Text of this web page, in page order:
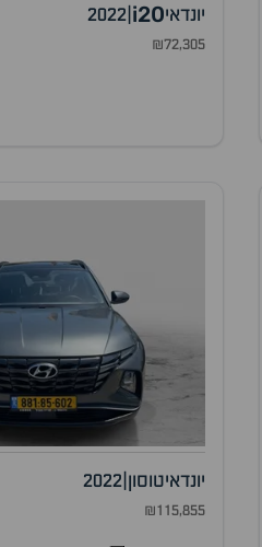
יונדאיi20
2022
₪72,305
יונדאיטוסון 2022
₪115,855